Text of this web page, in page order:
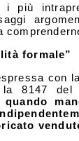
i più
formale”
con
8147 del
quando